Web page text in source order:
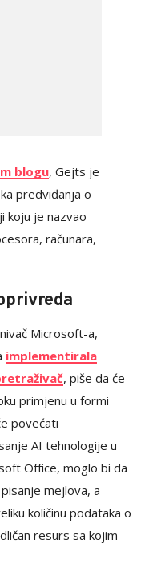
blogu, Gejts je
predviđanja o
koju je nazvao
računara,
Microsoft-a,
implementirala
, piše da će
primjenu u formi
povećati
AI tehnologije u
Office, moglo bi da
mejlova, a
količinu podataka o
resurs sa kojim